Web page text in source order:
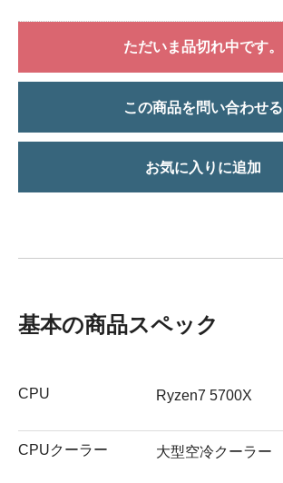
ただいま品切れ中です。
この商品を問い合わせる
お気に入りに追加
基本の商品スペック
CPU Ryzen7 5700X
CPUクーラー 大型空冷クーラー